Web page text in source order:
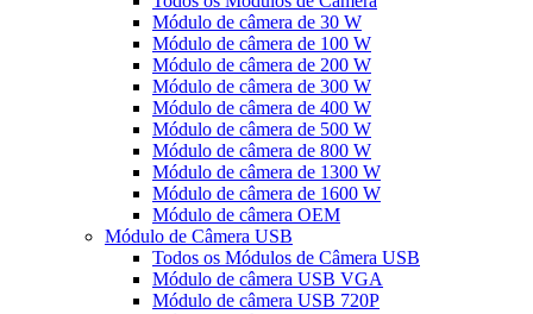
Módulo de câmera de 30 W
Módulo de câmera de 100 W
Módulo de câmera de 200 W
Módulo de câmera de 300 W
Módulo de câmera de 400 W
Módulo de câmera de 500 W
Módulo de câmera de 800 W
Módulo de câmera de 1300 W
Módulo de câmera de 1600 W
Módulo de câmera OEM
Módulo de Câmera USB
Todos os Módulos de Câmera USB
Módulo de câmera USB VGA
Módulo de câmera USB 720P